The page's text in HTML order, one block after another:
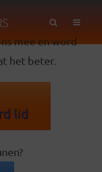
mee en word
het beter.
lid